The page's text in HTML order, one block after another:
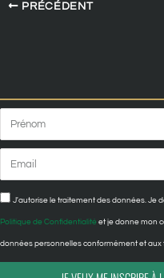
PRÉCÉDENT
Confidentialité
J'autorise le traitement des données. Je
Politique de Confidentialité et je donne mon
données personnelles conformément et aux